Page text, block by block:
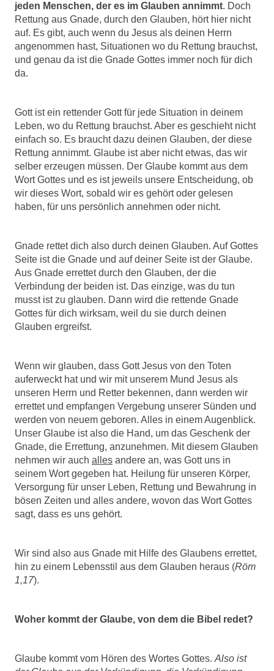
jeden Menschen, der es im Glauben annimmt. Doch
Rettung aus Gnade, durch den Glauben, hört hier nicht
auf. Es gibt, auch wenn du Jesus als deinen Herrn
angenommen hast, Situationen wo du Rettung brauchst,
und genau da ist die Gnade Gottes immer noch für dich
da.
Gott ist ein rettender Gott für jede Situation in deinem
Leben, wo du Rettung brauchst. Aber es geschieht nicht
einfach so. Es braucht dazu deinen Glauben, der diese
Rettung annimmt. Glaube ist aber nicht etwas, das wir
selber erzeugen müssen. Der Glaube kommt aus dem
Wort Gottes und es ist jeweils unsere Entscheidung, ob
wir dieses Wort, sobald wir es gehört oder gelesen
haben, für uns persönlich annehmen oder nicht.
Gnade rettet dich also durch deinen Glauben. Auf Gottes
Seite ist die Gnade und auf deiner Seite ist der Glaube.
Aus Gnade errettet durch den Glauben, der die
Verbindung der beiden ist. Das einzige, was du tun
musst ist zu glauben. Dann wird die rettende Gnade
Gottes für dich wirksam, weil du sie durch deinen
Glauben ergreifst.
Wenn wir glauben, dass Gott Jesus von den Toten
auferweckt hat und wir mit unserem Mund Jesus als
unseren Herrn und Retter bekennen, dann werden wir
errettet und empfangen Vergebung unserer Sünden und
werden von neuem geboren. Alles in einem Augenblick.
Unser Glaube ist also die Hand, um das Geschenk der
Gnade, die Errettung, anzunehmen. Mit diesem Glauben
nehmen wir auch alles andere an, was Gott uns in
seinem Wort gegeben hat. Heilung für unseren Körper,
Versorgung für unser Leben, Rettung und Bewahrung in
bösen Zeiten und alles andere, wovon das Wort Gottes
sagt, dass es uns gehört.
Wir sind also aus Gnade mit Hilfe des Glaubens errettet,
hin zu einem Lebensstil aus dem Glauben heraus (Röm
1,17).
Woher kommt der Glaube, von dem die Bibel redet?
Glaube kommt vom Hören des Wortes Gottes. Also ist